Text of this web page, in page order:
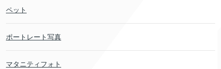
ペット
ポートレート写真
マタニティフォト